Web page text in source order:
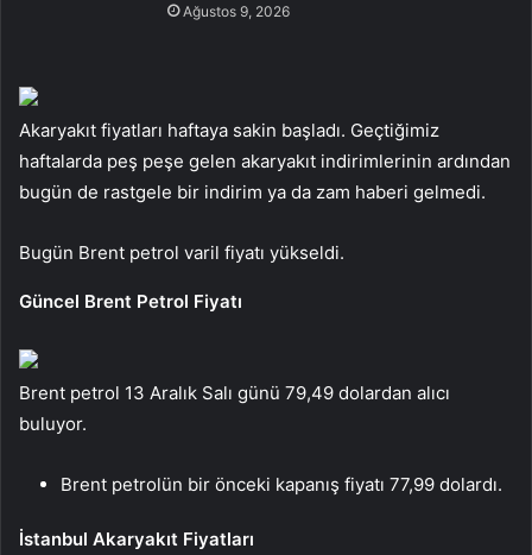
Ağustos 9, 2026
Akaryakıt fiyatları haftaya sakin başladı. Geçtiğimiz
haftalarda peş peşe gelen akaryakıt indirimlerinin ardından
bugün de rastgele bir indirim ya da zam haberi gelmedi.
Bugün Brent petrol varil fiyatı yükseldi.
Güncel Brent Petrol Fiyatı
Brent petrol 13 Aralık Salı günü 79,49 dolardan alıcı
buluyor.
Brent petrolün bir önceki kapanış fiyatı 77,99 dolardı.
İstanbul Akaryakıt Fiyatları